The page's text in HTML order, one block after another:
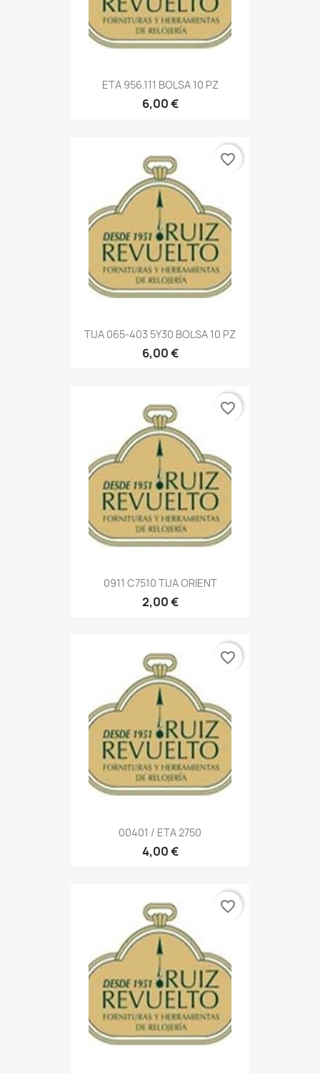
ETA 956.111 BOLSA 10 PZ
6,00 €
TIJA 065-403 5Y30 BOLSA 10 PZ
6,00 €
favorite_border
0911 C7510 TIJA ORIENT
2,00 €
favorite_border
00401 / ETA 2750
4,00 €
favorite_border
favorite_border